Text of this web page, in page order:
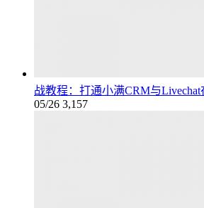
战教程：打通小满CRM与
05/26 3,157